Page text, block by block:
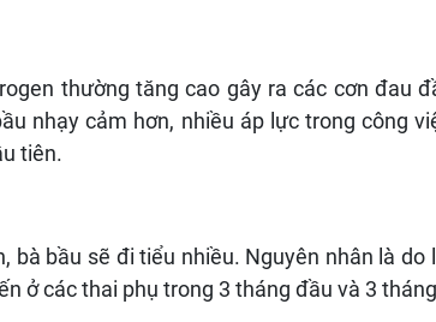
thường tăng cao gây ra các cơn đau
nhạy cảm hơn, nhiều áp lực trong công
tiên.
bà bầu sẽ đi tiểu nhiều. Nguyên nhân là
ở các thai phụ trong 3 tháng đầu và 3